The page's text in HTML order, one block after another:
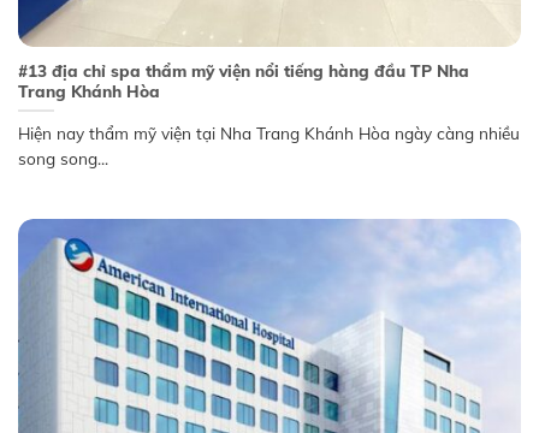
#13 địa chỉ spa thẩm mỹ viện nổi tiếng hàng đầu TP Nha
Trang Khánh Hòa
Hiện nay thẩm mỹ viện tại Nha Trang Khánh Hòa ngày càng nhiều
song song...